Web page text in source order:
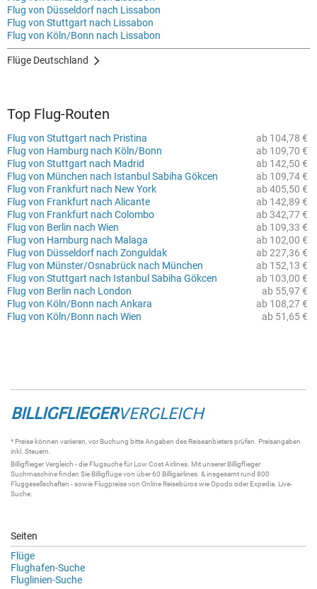
Flug von Düsseldorf nach Lissabon
Flug von Stuttgart nach Lissabon
Flug von Köln/Bonn nach Lissabon
Flüge Deutschland
Top Flug-Routen
ab 104,78 €
Flug von Stuttgart nach Pristina
ab 109,70 €
Flug von Hamburg nach Köln/Bonn
ab 142,50 €
Flug von Stuttgart nach Madrid
ab 109,74 €
Flug von München nach Istanbul Sabiha Gökcen
ab 405,50 €
Flug von Frankfurt nach New York
ab 142,89 €
Flug von Frankfurt nach Alicante
ab 342,77 €
Flug von Frankfurt nach Colombo
ab 109,33 €
Flug von Berlin nach Wien
ab 102,00 €
Flug von Hamburg nach Malaga
ab 227,36 €
Flug von Düsseldorf nach Zonguldak
ab 152,13 €
Flug von Münster/Osnabrück nach München
ab 103,00 €
Flug von Stuttgart nach Istanbul Sabiha Gökcen
ab 55,97 €
Flug von Berlin nach London
ab 108,27 €
Flug von Köln/Bonn nach Ankara
ab 51,65 €
Flug von Köln/Bonn nach Wien
BILLIGFLIEGERVERGLEICH
* Preise können variieren, vor Buchung bitte Angaben des Reiseanbieters prüfen. Preisangaben
inkl. Steuern.
BilligfliegerVergleich - die Flugsuchefür Low Cost Airlines. Mit unsererBilligflieger
Suchmaschinefinden Sie Billigflügevon über 60 Billigairlines . & insgesamt rund 800
Fluggesellschaften - sowie Flugpreise von Online Reisebüros wie Opodo oder Expedia. Live-
Suche
Seiten
Flüge
Flughafen-Suche
Fluglinien-Suche